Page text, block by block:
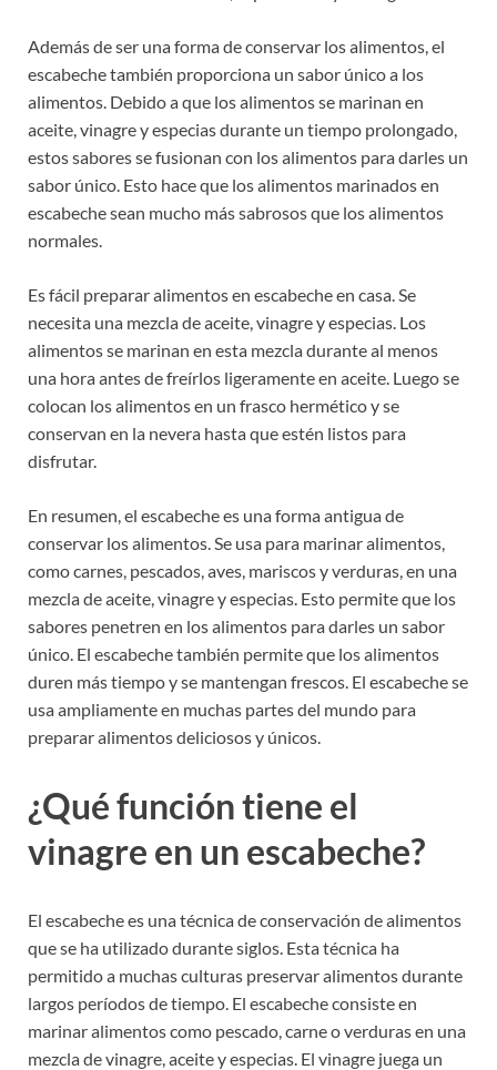
Además de ser una forma de conservar los alimentos, el
escabeche también proporciona un sabor único a los
alimentos. Debido a que los alimentos se marinan en
aceite, vinagre y especias durante un tiempo prolongado,
estos sabores se fusionan con los alimentos para darles un
sabor único. Esto hace que los alimentos marinados en
escabeche sean mucho más sabrosos que los alimentos
normales.
Es fácil preparar alimentos en escabeche en casa. Se
necesita una mezcla de aceite, vinagre y especias. Los
alimentos se marinan en esta mezcla durante al menos
una hora antes de freírlos ligeramente en aceite. Luego se
colocan los alimentos en un frasco hermético y se
conservan en la nevera hasta que estén listos para
disfrutar.
En resumen, el escabeche es una forma antigua de
conservar los alimentos. Se usa para marinar alimentos,
como carnes, pescados, aves, mariscos y verduras, en una
mezcla de aceite, vinagre y especias. Esto permite que los
sabores penetren en los alimentos para darles un sabor
único. El escabeche también permite que los alimentos
duren más tiempo y se mantengan frescos. El escabeche se
usa ampliamente en muchas partes del mundo para
preparar alimentos deliciosos y únicos.
¿Qué función tiene el
vinagre en un escabeche?
El escabeche es una técnica de conservación de alimentos
que se ha utilizado durante siglos. Esta técnica ha
permitido a muchas culturas preservar alimentos durante
largos períodos de tiempo. El escabeche consiste en
marinar alimentos como pescado, carne o verduras en una
mezcla de vinagre, aceite y especias. El vinagre juega un